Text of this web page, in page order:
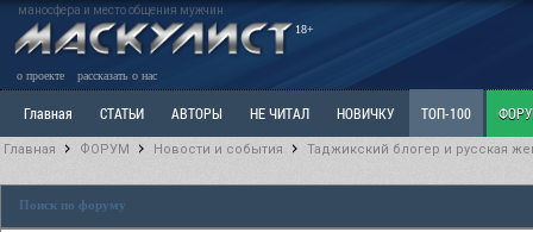
маносфера и место общения мужчин
18+
о проекте рассказать о нас
Главная СТАТЬИ АВТОРЫ НЕ ЧИТАЛ НОВИЧКУ ТОП-100
Ветка: Наболевшее. Выскажись!
РАЗДЕЛ: Разное
Главная ФОРУМ Новости и события Таджикский блогер и русская
Поиск по форуму